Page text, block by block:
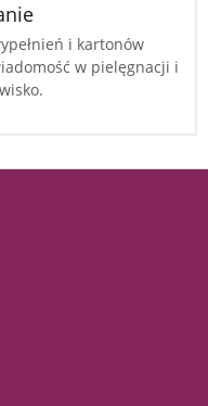
i kartonów
w pielęgnacji i